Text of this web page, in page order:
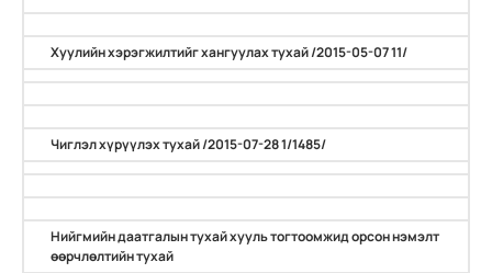
Хуулийн хэрэгжилтийг хангуулах тухай /2015-05-07 11/
Чиглэл хүрүүлэх тухай /2015-07-28 1/1485/
Нийгмийн даатгалын тухай хууль тогтоомжид орсон нэмэлт
өөрчлөлтийн тухай